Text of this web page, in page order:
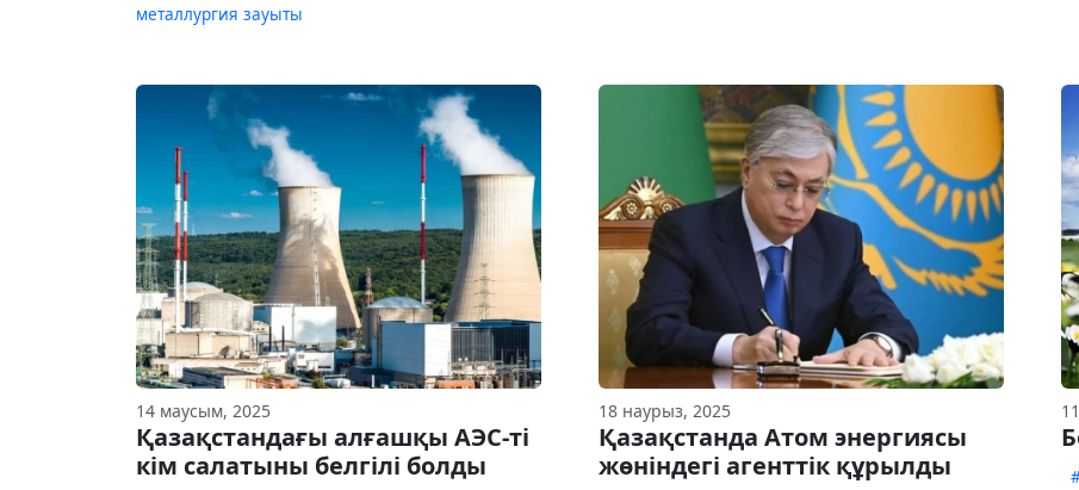
металлургия зауыты
14 маусым, 2025
⁠Қазақстандағы алғашқы АЭС-ті
кім салатыны белгілі болды
18 наурыз, 2025
Қазақстанда Атом энергиясы
жөніндегі агенттік құрылды